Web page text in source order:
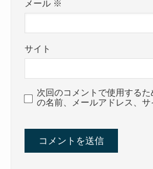
メール ※
サイト
次回のコメントで使用する
の名前、メールアドレス、サ